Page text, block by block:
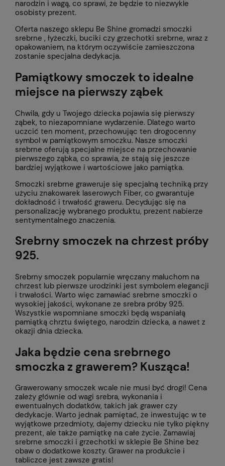
narodzin i wagą, co sprawi, że będzie to niezwykle
osobisty prezent.
Oferta naszego sklepu Be Shine gromadzi smoczki
srebrne , łyżeczki, buciki czy grzechotki srebrne, wraz z
opakowaniem, na którym oczywiście zamieszczona
zostanie specjalna dedykacja.
Pamiątkowy smoczek to idealne
miejsce na pierwszy ząbek
Chwila, gdy u Twojego dziecka pojawia się pierwszy
ząbek, to niezapomniane wydarzenie. Dlatego warto
uczcić ten moment, przechowując ten drogocenny
symbol w pamiątkowym smoczku. Nasze smoczki
srebrne oferują specjalne miejsce na przechowanie
pierwszego ząbka, co sprawia, że stają się jeszcze
bardziej wyjątkowe i wartościowe jako pamiątka.
Smoczki srebrne graweruje się specjalną techniką przy
użyciu znakowarek laserowych Fiber, co gwarantuje
dokładność i trwałość graweru. Decydując się na
personalizację wybranego produktu, prezent nabierze
sentymentalnego znaczenia.
Srebrny smoczek na chrzest próby
925.
Srebrny smoczek popularnie wręczany maluchom na
chrzest lub pierwsze urodzinki jest symbolem elegancji
i trwałości. Warto więc zamawiać srebrne smoczki o
wysokiej jakości, wykonane ze srebra próby 925.
Wszystkie wspomniane smoczki będą wspaniałą
pamiątką chrztu świętego, narodzin dziecka, a nawet z
okazji dnia dziecka.
Jaka będzie cena srebrnego
smoczka z grawerem? Kusząca!
Grawerowany smoczek wcale nie musi być drogi! Cena
zależy głównie od wagi srebra, wykonania i
ewentualnych dodatków, takich jak grawer czy
dedykacje. Warto jednak pamiętać, że inwestując w te
wyjątkowe przedmioty, dajemy dziecku nie tylko piękny
prezent, ale także pamiątkę na całe życie. Zamawiaj
srebrne smoczki i grzechotki w sklepie Be Shine bez
obaw o dodatkowe koszty. Grawer na produkcie i
tabliczce jest zawsze gratis!